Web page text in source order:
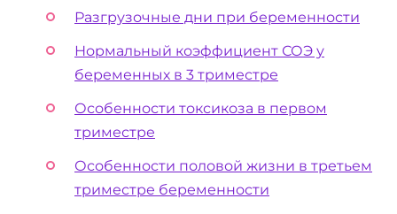
Разгрузочные дни при беременности
Нормальный коэффициент СОЭ у
беременных в 3 триместре
Особенности токсикоза в первом
триместре
Особенности половой жизни в третьем
триместре беременности